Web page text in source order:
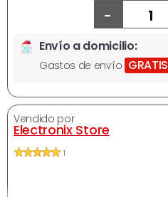
-
Envío a domicilio:
Gastos de envío GRATIS
Vendido por
Electronix Store
1